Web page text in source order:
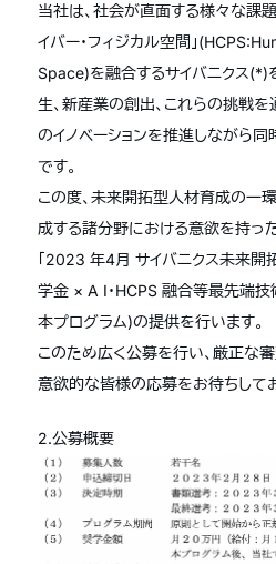
当社は、社会が直面する様々な課題
イバー・フィジカル空間」
Space)を融合するサイバニクス(*)
生、新産業の創出、これらの挑戦
のイノベーションを推進しながら
です。
この度、未来開拓型人材育成の一
成する諸分野における意欲を持っ
「2023 年4月 サイバニクス未来
学金 × A I・HCPS 融合等最先端技
本プログラム)の提供を行います。
このため広く公募を行い、厳正な審
意欲的な皆様の応募をお待ちしてお
2.公募概要